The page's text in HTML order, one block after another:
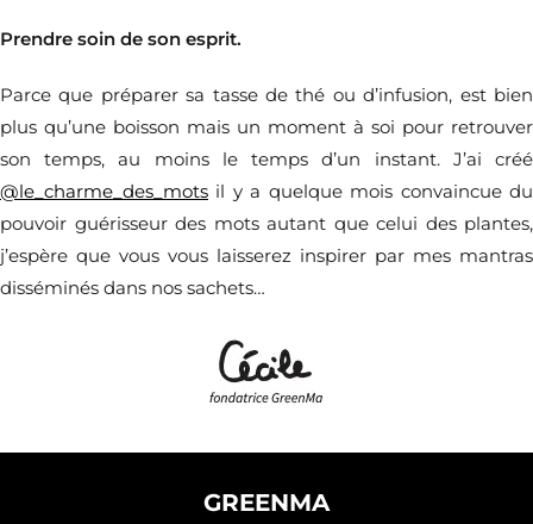
Prendre soin de son esprit.
Parce que préparer sa tasse de thé ou d’infusion, est bien
plus qu’une boisson mais un moment à soi pour retrouver
son temps, au moins le temps d’un instant. J’ai créé
@le_charme_des_mots il y a quelque mois convaincue du
pouvoir guérisseur des mots autant que celui des plantes,
j’espère que vous vous laisserez inspirer par mes mantras
disséminés dans nos sachets…
GREENMA